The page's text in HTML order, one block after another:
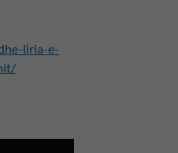
liria-e-